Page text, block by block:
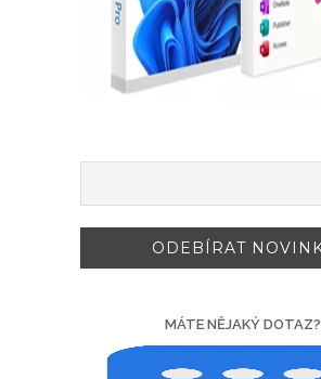
MÁTE NĚJAKÝ DOTAZ?